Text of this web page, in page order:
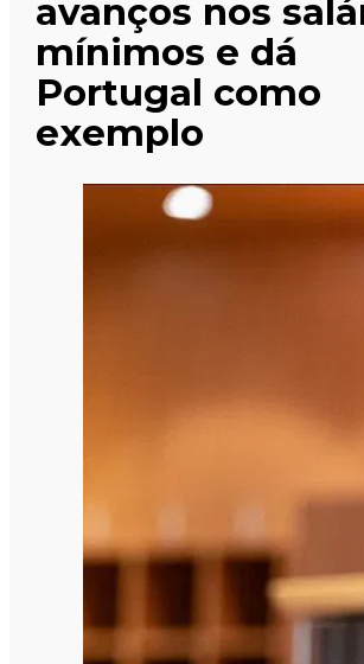
avanços nos
mínimos e dá
Portugal como
exemplo